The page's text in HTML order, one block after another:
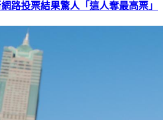
路投票結果驚人「這人奪最高票」